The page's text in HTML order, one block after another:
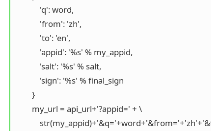
            'q': word,
            'from': 'zh',
            'to': 'en',
            'appid': '%s' % my_appid,
            'salt': '%s' % salt,
            'sign': '%s' % final_sign
        }
        my_url = api_url+'?appid=' + \